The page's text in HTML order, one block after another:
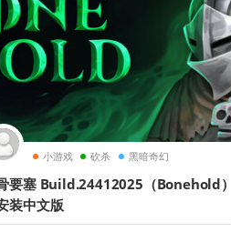
小游戏 砍杀 黑暗奇幻
要塞 Build.24412025（Bonehold）
装中文版